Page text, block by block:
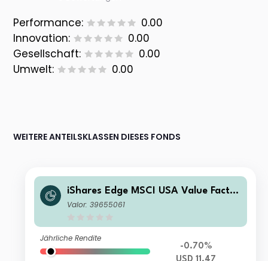
Performance:
0.00
Innovation:
0.00
Gesellschaft:
0.00
Umwelt:
0.00
WEITERE ANTEILSKLASSEN DIESES FONDS
iShares Edge MSCI USA Value Factor
UCITS ETF USD (Dist)
Valor: 39655061
Jährliche Rendite
-0.70%